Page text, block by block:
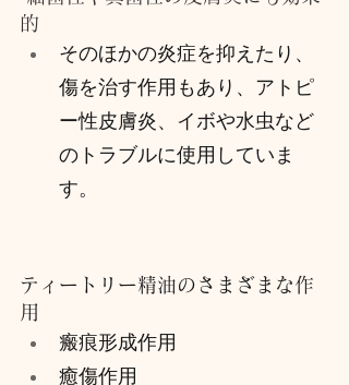
的
そのほかの炎症を抑えたり、
傷を治す作用もあり、アトピ
ー性皮膚炎、イボや水虫など
のトラブルに使用していま
す。
ティートリー精油のさまざまな作
用
瘢痕形成作用
癒傷作用